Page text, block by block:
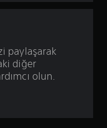
ı
i
paylaşarak
diğer
olun.